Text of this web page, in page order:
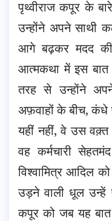
पृथ्वीराज कपूर के
उन्होंने अपने साथी
आगे बढ़कर मदद की.
आत्मकथा में इस
तरह से उन्होंने
अफ़वाहों के बीच, कंधे
यहीं नहीं, वे उस
वह कर्मचारी
विश्वामित्र आदिल
उड़ने वाली धूल उन्हें
कपूर को जब यह बात